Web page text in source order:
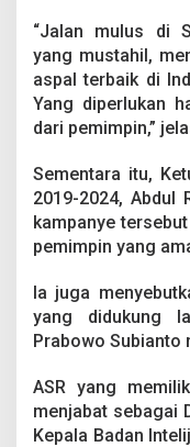
“Jalan mulus di
yang mustahil,
aspal terbaik di
Yang diperlukan
dari pemimpin,”
Sementara itu,
2019-2024, Abdul
kampanye
pemimpin yang
Ia juga
yang didukung
Prabowo Subianto
ASR yang
menjabat sebagai
Kepala Badan